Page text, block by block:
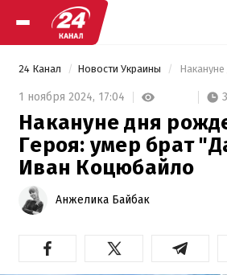
24 Канал Новости Украины
1 ноября 2024, 17:04
Накануне дня
Героя: умер брат
Иван Коцюбайло
Анжелика Байбак